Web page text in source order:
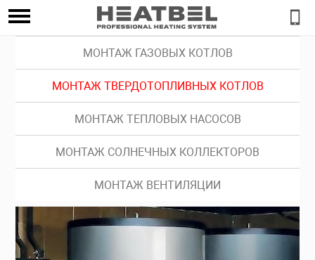
МОНТАЖ ГАЗОВЫХ КОТЛОВ
МОНТАЖ ТВЕРДОТОПЛИВНЫХ КОТЛОВ
МОНТАЖ ТЕПЛОВЫХ НАСОСОВ
МОНТАЖ СОЛНЕЧНЫХ КОЛЛЕКТОРОВ
МОНТАЖ ВЕНТИЛЯЦИИ